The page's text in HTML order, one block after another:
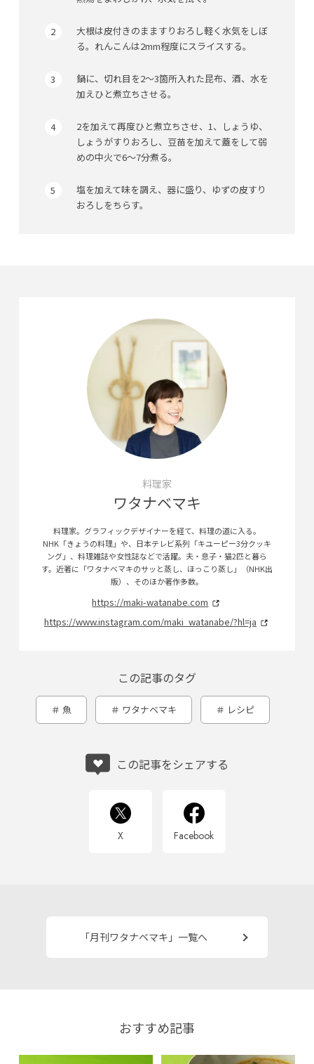
大根は皮付きのまますりおろし軽く水気をしぼ
る。れんこんは2mm程度にスライスする。
鍋に、切れ目を2〜3箇所入れた昆布、酒、水を
加えひと煮立ちさせる。
2を加えて再度ひと煮立ちさせ、1、しょうゆ、
しょうがすりおろし、豆苗を加えて蓋をして弱
めの中火で6〜7分煮る。
塩を加えて味を調え、器に盛り、ゆずの皮すり
おろしをちらす。
料理家
ワタナベマキ
料理家。グラフィックデザイナーを経て、料理の道に入る。
NHK「きょうの料理」や、日本テレビ系列「キユーピー3分クッキ
ング」、料理雑誌や女性誌などで活躍。夫・息子・猫2匹と暮ら
す。近著に「ワタナベマキのサッと蒸し、ほっこり蒸し」（NHK出
版）、そのほか著作多数。
https://maki-watanabe.com
https://www.instagram.com/maki_watanabe/?hl=ja
この記事のタグ
魚 ワタナベマキ レシピ
この記事をシェアする
X Facebook
「月刊ワタナベマキ」一覧へ
おすすめ記事